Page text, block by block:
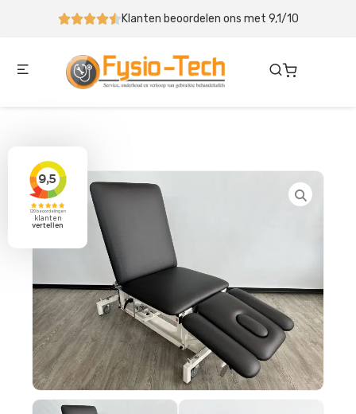
ons met 9,1/10 Behandeltafel binnen 5-10